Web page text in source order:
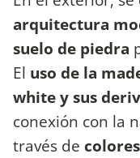
arquitectura
suelo de piedra
El uso de la
white y sus
conexión con la
través de